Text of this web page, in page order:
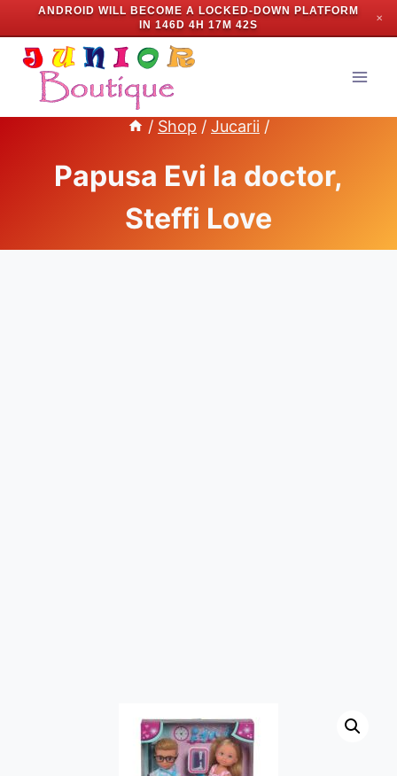
ANDROID WILL BECOME A LOCKED-DOWN PLATFORM
IN 146D 4H 17M 41S
✕
Skip
content
/ Shop / Jucarii /
Papusa Evi la doctor,
Steffi Love